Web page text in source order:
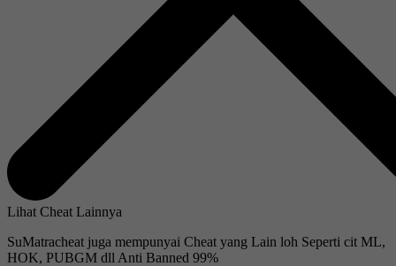
Lihat Cheat Lainnya
SuMatracheat juga mempunyai Cheat yang Lain loh Seperti cit ML,
HOK, PUBGM dll Anti Banned 99%